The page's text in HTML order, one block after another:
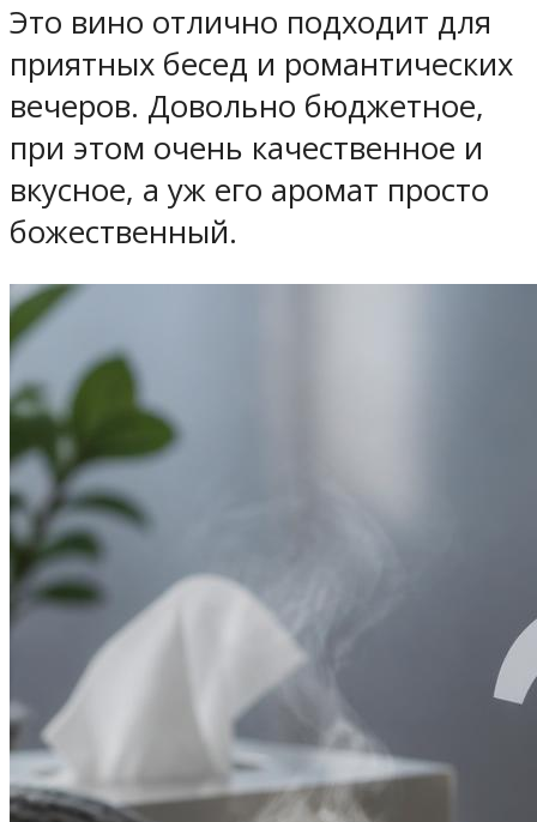
Это вино отлично подходит для
приятных бесед и романтических
вечеров. Довольно бюджетное,
при этом очень качественное и
вкусное, а уж его аромат просто
божественный.